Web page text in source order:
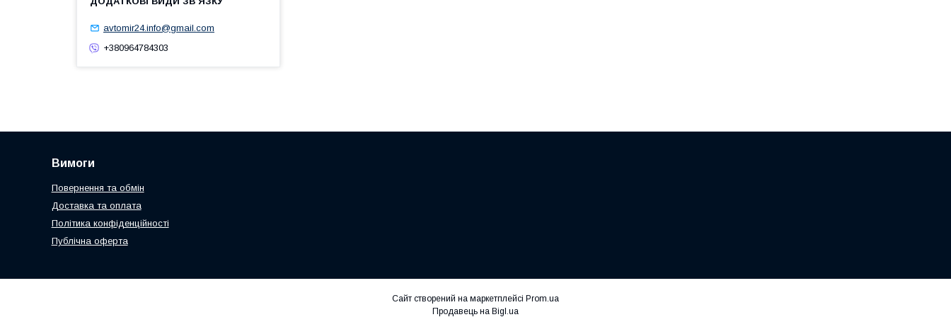
avtomir24.info@gmail.com
+380964784303
Вимоги
Повернення та обмін
Доставка та оплата
Політика конфіденційності
Публічна оферта
Сайт створений на маркетплейсі Prom.ua
Продавець на Bigl.ua